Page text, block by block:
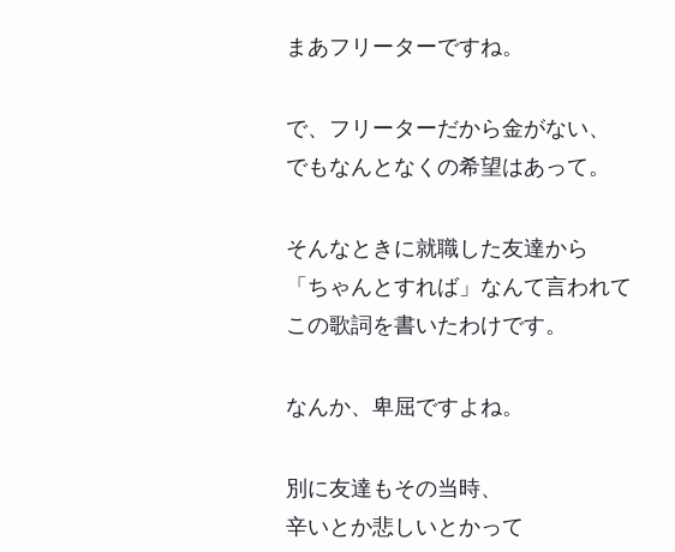
まあフリーターですね。
で、フリーターだから金がない、
でもなんとなくの希望はあって。
そんなときに就職した友達から
「ちゃんとすれば」なんて言われて
この歌詞を書いたわけです。
なんか、卑屈ですよね。
別に友達もその当時、
辛いとか悲しいとかって